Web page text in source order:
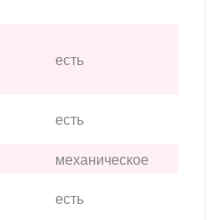
есть
есть
механическое
есть